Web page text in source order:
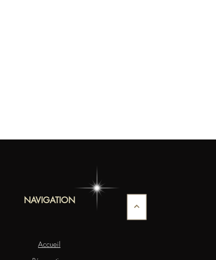
NAVIGATION
Accueil